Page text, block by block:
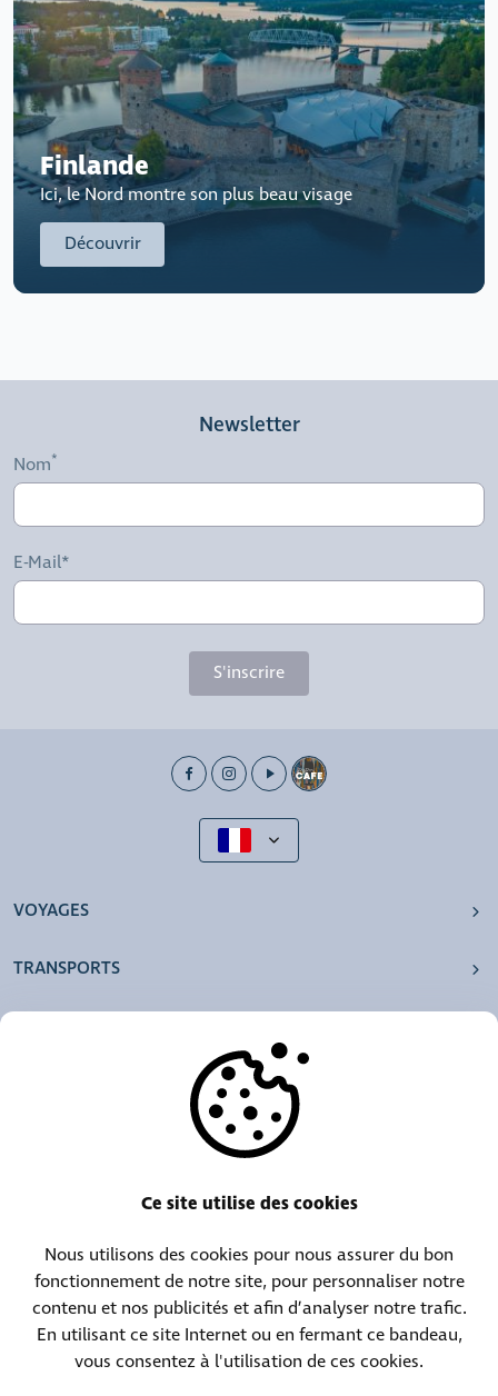
Finlande
Ici, le Nord montre son plus beau visage
Découvrir
Newsletter
Nom
E-Mail*
S'inscrire
VOYAGES
TRANSPORTS
Centrale téléphonique :
(+352) 30 01 46-1
Contact objets trouvés :
(+352) 30 01 46 84
Ce site utilise des cookies
Nous utilisons des cookies pour nous assurer du bon
fonctionnement de notre site, pour personnaliser notre
contenu et nos publicités et afin d’analyser notre trafic.
En utilisant ce site Internet ou en fermant ce bandeau,
vous consentez à l'utilisation de ces cookies.